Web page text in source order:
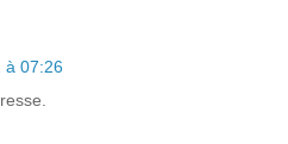
à 07:26